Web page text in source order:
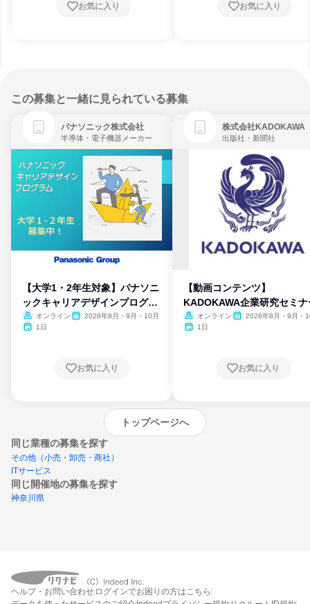
お気に入り お気に入り
この募集と一緒に見られている募集
パナソニック株式会社
半導体・電子機器メーカー
【大学1・2年生対象】パナソニ
ックキャリアデザインプログラ
ム
オンライン
2026年8月・9月・10月
1日
お気に入り
株式会社KADOKAWA
出版社・新聞社
【動画コンテンツ】
KADOKAWA企業研究セミナ
オンライン
2026年8月・9月・
1日
お気に入り
トップページへ
同じ業種の募集を探す
その他（小売・卸売・商社）
ITサービス
同じ開催地の募集を探す
神奈川県
エントリーするとプログラムの詳細案内を
受け取れるようになります
ヘルプ・お問い合わせ ログインでお困りの方はこちら